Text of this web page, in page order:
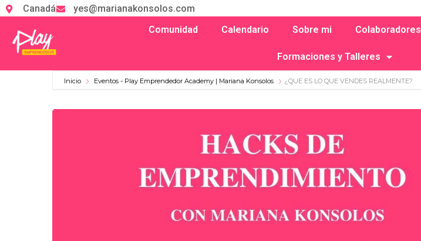
Canadá
yes@marianakonsolos.com
Comunidad
Calendario Sobre mi Colaboradores
Formaciones y Talleres
Inicio Eventos - Play Emprendedor Academy | Mariana Konsolos ¿QUE ES LO QUE VENDES REALMENTE?